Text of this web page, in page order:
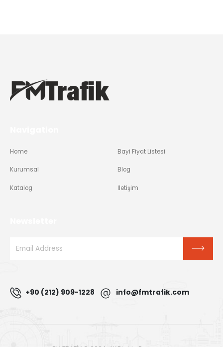
Home
Kurumsal
Katalog
Bayi Fiyat Listesi
Blog
İletişim
+90 (212) 909-1228 info@fmtrafik.com